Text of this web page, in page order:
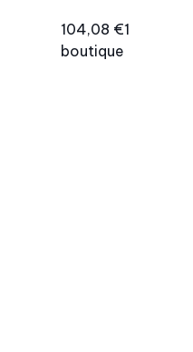
104,08 €1
boutique